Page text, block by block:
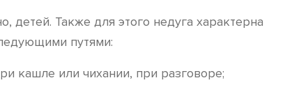
Также для этого недуга характерна
путями:
кашле или чихании, при разговоре;